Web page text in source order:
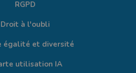
RGPD
Droit à l'oubli
égalité et diversité
utilisation IA